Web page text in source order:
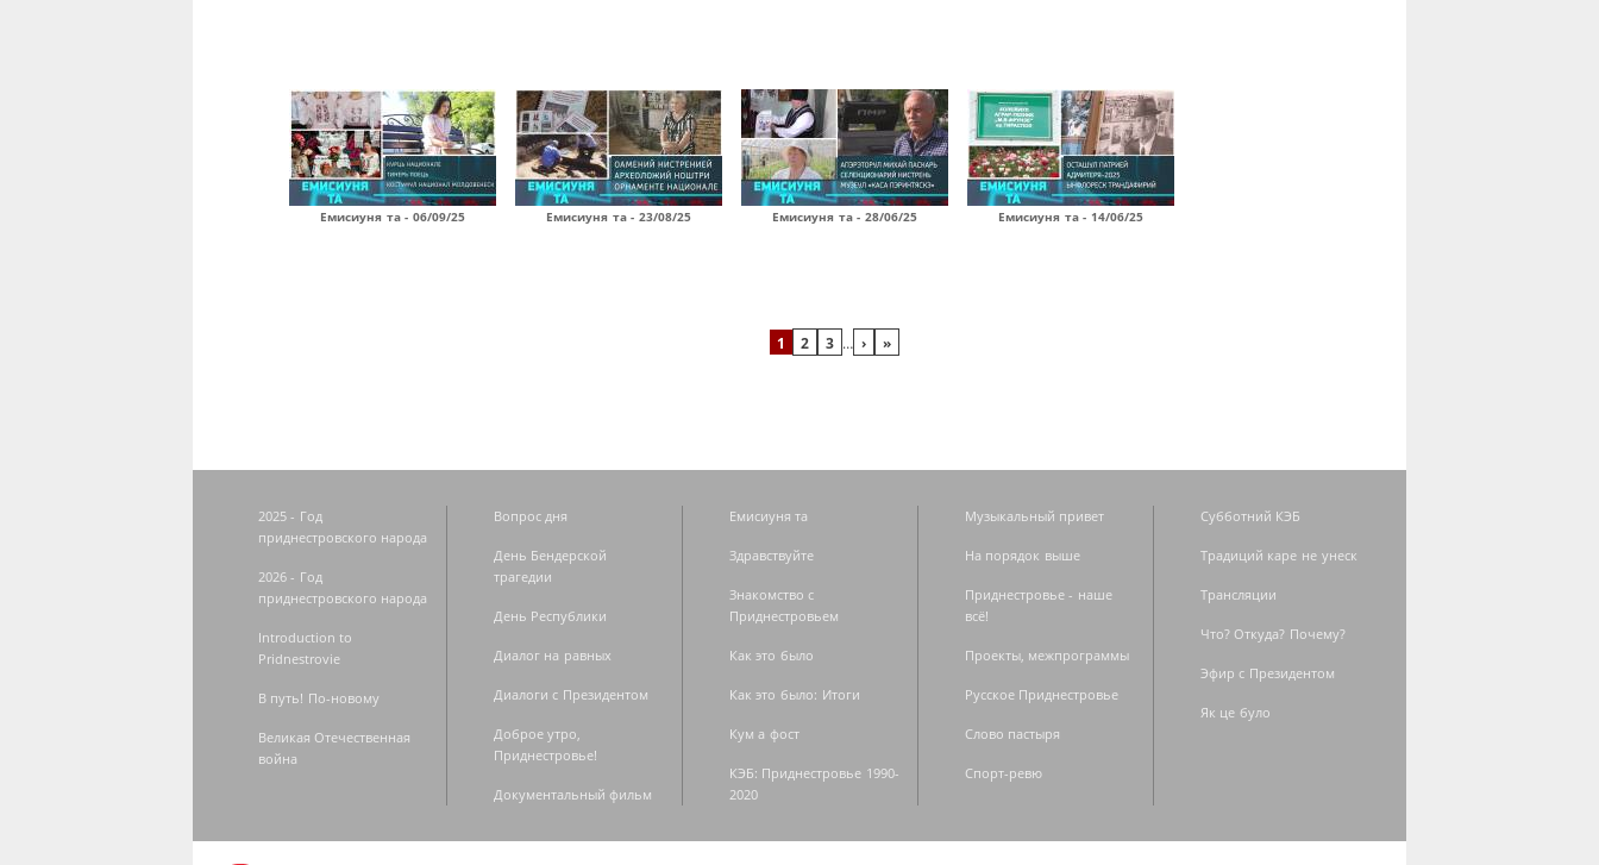
Емисиуня та - 06/09/25 Емисиуня та - 23/08/25 Емисиуня та - 28/06/25 Емисиуня та - 14/06/25
1 2 3 … › »
2025 - Год
приднестровского народа
2026 - Год
приднестровского народа
Introduction to
Pridnestrovie
В путь! По-новому
Великая Отечественная
война
Вопрос дня
День Бендерской
трагедии
День Республики
Диалог на равных
Диалоги с Президентом
Доброе утро,
Приднестровье!
Документальный фильм
Емисиуня та
Здравствуйте
Знакомство с
Приднестровьем
Как это было
Как это было: Итоги
Кум а фост
КЭБ: Приднестровье 1990-
2020
Музыкальный привет
На порядок выше
Приднестровье - наше
всё!
Проекты, межпрограммы
Русское Приднестровье
Слово пастыря
Спорт-ревю
Субботний КЭБ
Традиций каре не унеск
Трансляции
Что? Откуда? Почему?
Эфир с Президентом
Як це було